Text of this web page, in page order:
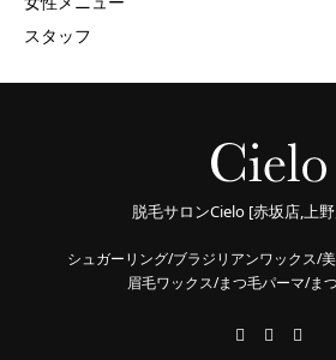
スタッフ
脱毛サロンCielo [赤坂店,上
シュガーリング/ブラジリアンワックス/
眉毛ワックス/まつ毛パーマ/ま